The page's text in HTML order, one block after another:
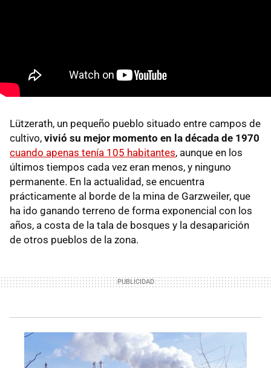
Lützerath, un pequeño pueblo situado entre campos de
cultivo, vivió su mejor momento en la década de 1970
cuando apenas tenía 105 habitantes, aunque en los
últimos tiempos cada vez eran menos, y ninguno
permanente. En la actualidad, se encuentra
prácticamente al borde de la mina de Garzweiler, que
ha ido ganando terreno de forma exponencial con los
años, a costa de la tala de bosques y la desaparición
de otros pueblos de la zona.